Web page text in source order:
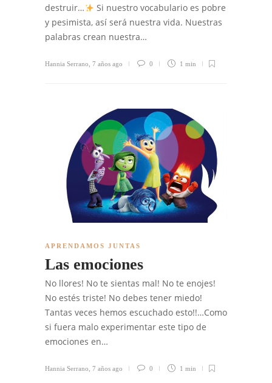
destruir…
Si nuestro vocabulario es pobre
y pesimista, así será nuestra vida. Nuestras
palabras crean nuestra…
Hannia Serrano 7 años ago 0 1 min
APRENDAMOS JUNTAS
Las emociones
No llores! No te sientas mal! No te enojes!
No estés triste! No debes tener miedo!
Tantas veces hemos escuchado esto!!…Como
si fuera malo experimentar este tipo de
emociones en…
Hannia Serrano 7 años ago 0 1 min